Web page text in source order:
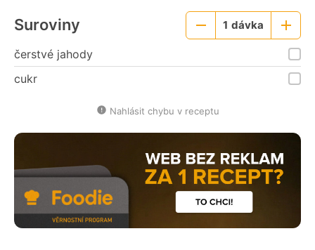
Suroviny
Menší
1 dávka
Větší
porce
čerstvé jahody
cukr
Nahlásit chybu v receptu